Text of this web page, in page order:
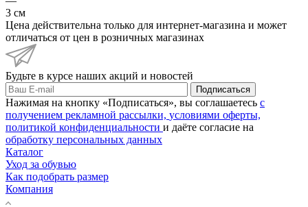
3 см
Цена действительна только для интернет-магазина и может
отличаться от цен в розничных магазинах
Будьте в курсе наших акций и новостей
Подписаться
Нажимая на кнопку «Подписаться», вы соглашаетесь с
получением рекламной рассылки, условиями оферты,
политикой конфиденциальности и даёте согласие на
обработку персональных данных
Каталог
Уход за обувью
Как подобрать размер
Компания